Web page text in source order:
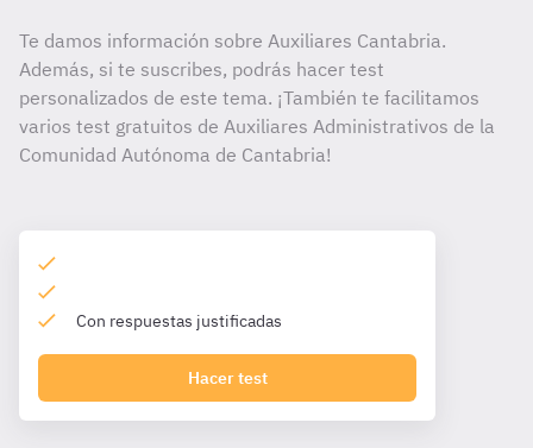
Te damos información sobre Auxiliares Cantabria.
Además, si te suscribes, podrás hacer test
personalizados de este tema. ¡También te facilitamos
varios test gratuitos de Auxiliares Administrativos de la
Comunidad Autónoma de Cantabria!
Con respuestas justificadas
Hacer test